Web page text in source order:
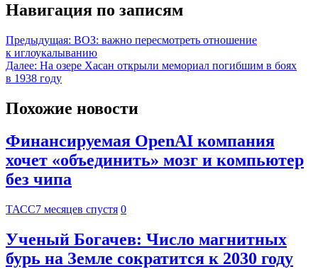
Навигация по записям
Предыдущая: ВОЗ: важно пересмотреть отношение
к иглоукалыванию
Далее: На озере Хасан открыли мемориал погибшим в боях
в 1938 году
Похожие новости
Финансируемая OpenAI компания
хочет «объединить» мозг и компьютер
без чипа
ТАСС7 месяцев спустя 0
Ученый Богачев: Число магнитных
бурь на Земле сократится к 2030 году